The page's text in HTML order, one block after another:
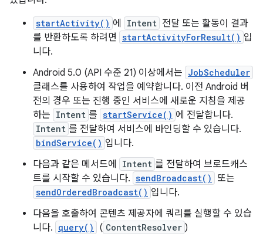
startActivity() 에 Intent 전달 또는 활동이 결과
를 반환하도록 하려면 startActivityForResult() 입
니다.
Android 5.0 (API 수준 21) 이상에서는 JobScheduler
클래스를 사용하여 작업을 예약합니다. 이전 Android 버
전의 경우 또는 진행 중인 서비스에 새로운 지침을 제공
하는 Intent 를 startService() 에 전달합니다.
Intent 를 전달하여 서비스에 바인딩할 수 있습니다.
bindService() 입니다.
다음과 같은 메서드에
Intent 를 전달하여 브로드캐스
트를 시작할 수 있습니다. sendBroadcast() 또는
sendOrderedBroadcast() 입니다.
다음을 호출하여 콘텐츠 제공자에 쿼리를 실행할 수 있습
니다. query() ( ContentResolver )